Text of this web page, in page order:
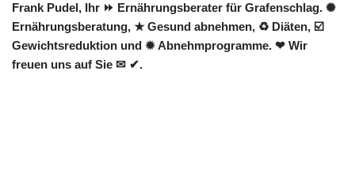
Frank Pudel, Ihr ⏩ Ernährungsberater für Grafenschlag. ✺
Ernährungsberatung, ★ Gesund abnehmen, ♻ Diäten, ☑️
Gewichtsreduktion und ✹ Abnehmprogramme. ❤ Wir
freuen uns auf Sie ✉ ✔.